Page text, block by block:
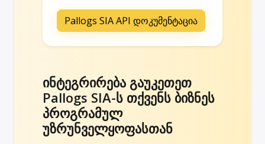
Pallogs SIA API დოკუმენტაცია
ინტეგრირება გაუკეთეთ
Pallogs SIA-ს თქვენს ბიზნეს
პროგრამულ
უზრუნველყოფასთან